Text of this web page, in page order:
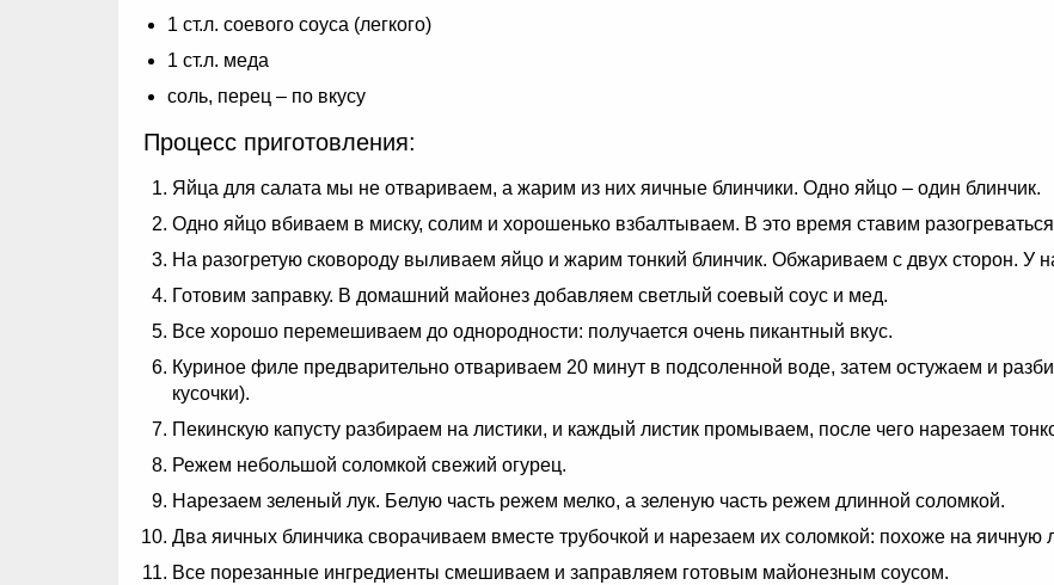
1 ст.л. соевого соуса (легкого)
1 ст.л. меда
соль, перец – по вкусу
Процесс приготовления:
Яйца для салата мы не отвариваем, а жарим из них яичные блинчики. Одно яйцо – один блинчик.
Одно яйцо вбиваем в миску, солим и хорошенько взбалтываем. В это время ставим разогреваться
На разогретую сковороду выливаем яйцо и жарим тонкий блинчик. Обжариваем с двух сторон. У
Готовим заправку. В домашний майонез добавляем светлый соевый соус и мед.
Все хорошо перемешиваем до однородности: получается очень пикантный вкус.
Куриное филе предварительно отвариваем 20 минут в подсоленной воде, затем остужаем и
кусочки).
Пекинскую капусту разбираем на листики, и каждый листик промываем, после чего нарезаем
Режем небольшой соломкой свежий огурец.
Нарезаем зеленый лук. Белую часть режем мелко, а зеленую часть режем длинной соломкой.
Два яичных блинчика сворачиваем вместе трубочкой и нарезаем их соломкой: похоже на яичную
Все порезанные ингредиенты смешиваем и заправляем готовым майонезным соусом.